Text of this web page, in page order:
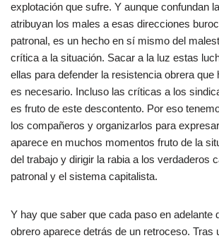
explotación que sufre. Y aunque confundan
atribuyan los males a esas direcciones
patronal, es un hecho en sí mismo del
crítica a la situación. Sacar a la luz estas
ellas para defender la resistencia obrera que
es necesario. Incluso las críticas a los
es fruto de este descontento. Por eso
los compañeros y organizarlos para
aparece en muchos momentos fruto de la
del trabajo y dirigir la rabia a los verdaderos
patronal y el sistema capitalista.
Y hay que saber que cada paso en adelante
obrero aparece detrás de un retroceso. Tras